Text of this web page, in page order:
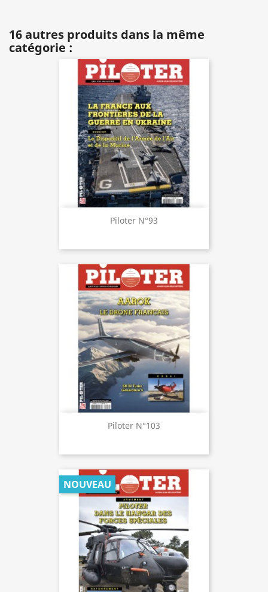
16 autres produits dans la même
catégorie :
Piloter N°93
Piloter N°103
NOUVEAU